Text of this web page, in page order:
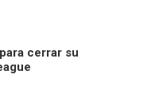
cerrar su